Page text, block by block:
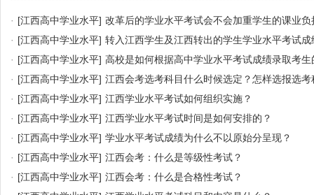
· [江西高中学业水平] 改革后的学业水平考试会不会加重学生的课业负
· [江西高中学业水平] 转入江西学生及江西转出的学生学业水平考试成
· [江西高中学业水平] 高校是如何根据高中学业水平考试成绩录取考生
· [江西高中学业水平] 江西会考选考科目什么时候选定？怎样选报选考
· [江西高中学业水平] 江西学业水平考试如何组织实施？
· [江西高中学业水平] 江西学业水平考试时间是如何安排的？
· [江西高中学业水平] 学业水平考试成绩为什么不以原始分呈现？
· [江西高中学业水平] 江西会考：什么是等级性考试？
· [江西高中学业水平] 江西会考：什么是合格性考试？